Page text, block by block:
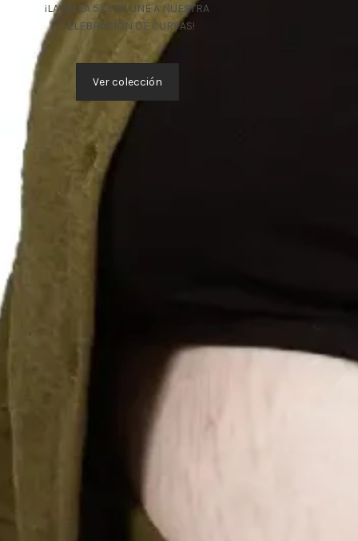
¡LA TALLA 5XL SE UNE A NUESTRA
CELEBRACIÓN DE CURVAS!
Ver colección